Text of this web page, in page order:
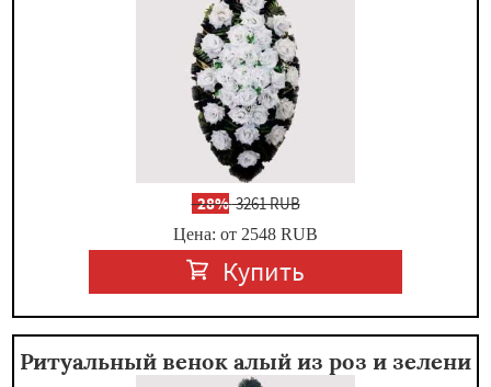
-28%3261 RUB
Цена: от 2548 RUB
Купить
Ритуальный венок алый из роз и зелени